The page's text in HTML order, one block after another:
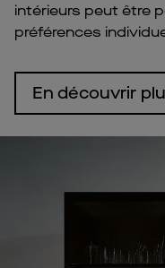
intérieurs peut être
préférences
En découvrir